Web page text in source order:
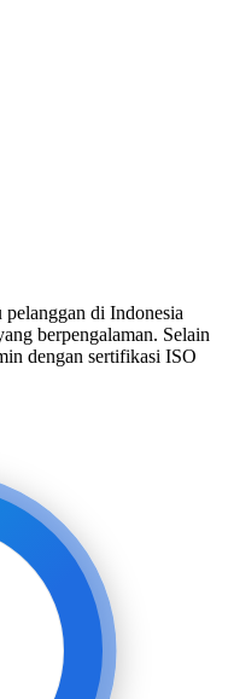
di Indonesia
berpengalaman. Selain
dengan sertifikasi ISO